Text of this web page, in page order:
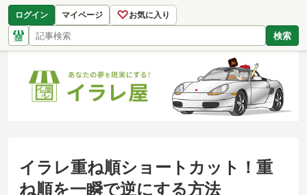
ログイン マイページ ♡お気に入り
検索
イラレ重ね順ショートカット！重
ね順を一瞬で逆にする方法